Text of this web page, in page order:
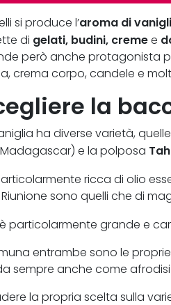
si produce l’aroma di
di gelati, budini, creme e
però anche protagonista
crema corpo, candele e
la
ha diverse varietà,
e la polposa
ricca di olio
Riunione sono quelli che di
è particolarmente grande e
entrambe sono le
sempre anche come
la propria scelta sulla